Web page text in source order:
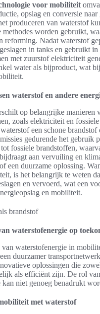
voor mobiliteit
opslag en conversie
produceren van waterstof
methodes worden gebruikt,
reforming. Nadat waterstof
in tanks en gebruikt in
met zuurstof elektriciteit
water als bijproduct, wat
waterstof en andere
op belangrijke manieren
zoals elektriciteit en
een schone brandstof
gedurende het gebruik
fossiele brandstoffen,
aan vervuiling en
een duurzame oplossing.
is het belangrijk te weten
en vervoerd, wat een
en mobiliteit.
waterstofenergie op
waterstofenergie in
duurzamer
oplossingen die
als efficiënt zijn. De rol
kan niet genoeg benadrukt
met waterstof